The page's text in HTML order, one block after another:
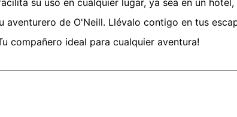
de O'Neill. Llévalo contigo en tus
compañero ideal para cualquier aventura!